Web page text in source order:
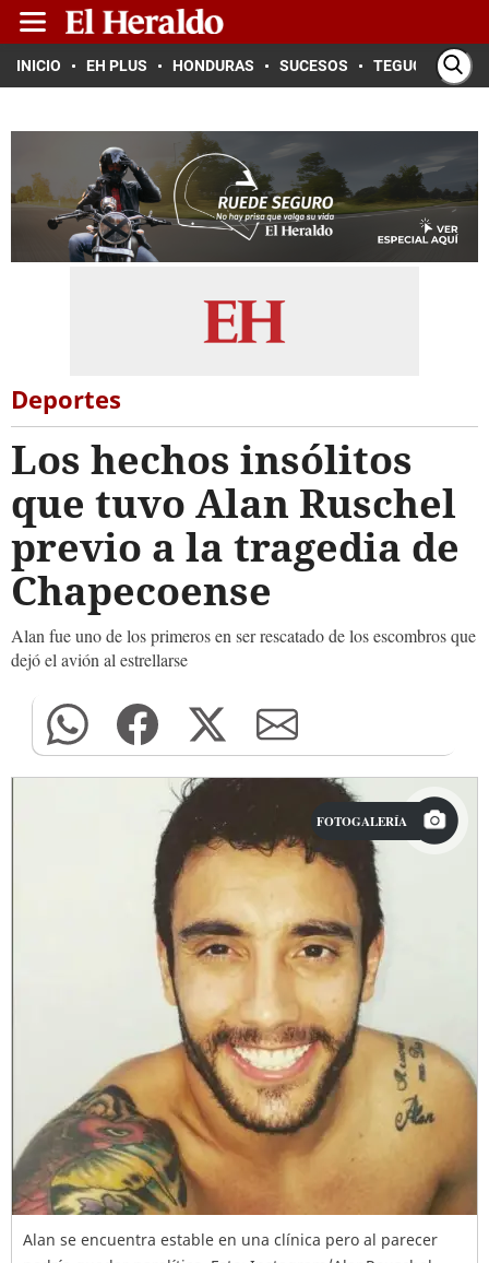
INICIO EH PLUS HONDURAS SUCESOS TEGUCIGALPA
Deportes
Los hechos insólitos
que tuvo Alan Ruschel
previo a la tragedia de
Chapecoense
Alan fue uno de los primeros en ser rescatado de los escombros que
dejó el avión al estrellarse
FOTOGALERÍA
Alan se encuentra estable en una clínica pero al parecer